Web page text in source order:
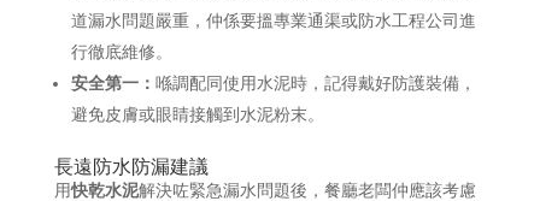
道漏水問題嚴重，仲係要搵專業通渠或防水工程公司進
行徹底維修。
安全第一： 喺調配同使用水泥時，記得戴好防護裝備，
避免皮膚或眼睛接觸到水泥粉末。
長遠防水防漏建議
用快乾水泥解決咗緊急漏水問題後，餐廳老闆仲應該考慮